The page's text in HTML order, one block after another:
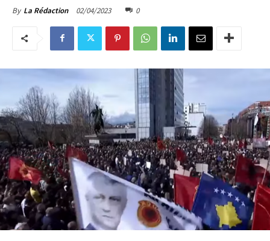
By La Rédaction 02/04/2023 0